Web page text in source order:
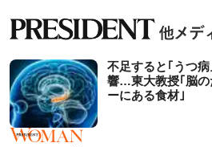
不足すると｢うつ
響…東大教授｢脳の
ーにある食材｣